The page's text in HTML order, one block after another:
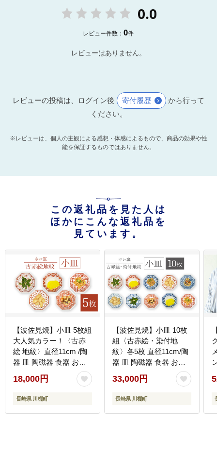
0.0
レビュー件数：0件
レビューはありません。
レビューの投稿は、ログイン後 寄付履歴
から行って
ください。
※レビューは、個人の主観による感想・体感によるもので、商品の効果や性
能を保証するものではありません。
この返礼品を見た人は
ほかにこんな返礼品を
見ています。
【波佐見焼】小皿 5枚組
大人気カラー！〈古赤
絵 地紋〉直径11cm /陶
器 皿 陶磁器 食器 お皿
和柄【ゆい窯】
[OAO002]
18,000円
長崎県 川棚町
【波佐見焼】小皿 10枚
組〈古赤絵・染付地
紋〉各5枚 直径11cm/陶
器 皿 陶磁器 食器 お皿
和柄【ゆい窯】
[OAO004]
33,000円
長崎県 川棚町